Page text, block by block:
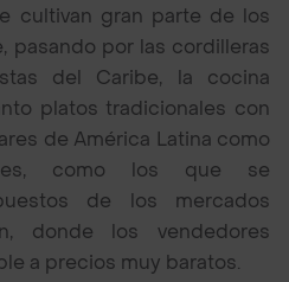
cultivan gran parte de los
pasando por las cordilleras
del Caribe, la cocina
platos tradicionales con
de América Latina como
como los que se
de los mercados
donde los vendedores
a precios muy baratos.